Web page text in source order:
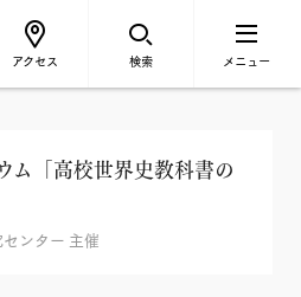
アクセス 検索 メニュー
ム「高校世界史教科書の
ンター 主催